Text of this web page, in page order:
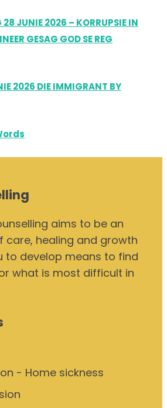
28 JUNIE 2026 – KORRUPSIE IN
GESAG GOD SE REG
2026 DIE IMMIGRANT BY
aims to be an
care, healing and growth
to develop means to find
what is most difficult in
- Home sickness